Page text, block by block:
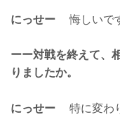
にっせー 悔しいで
ーー対戦を終えて、
りましたか。
にっせー 特に変わ